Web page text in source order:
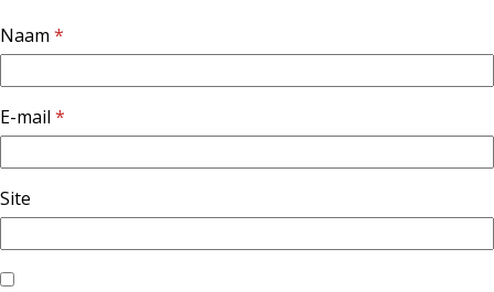
Naam *
E-mail *
Site